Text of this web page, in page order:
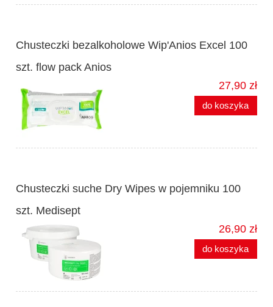
Chusteczki bezalkoholowe Wip'Anios Excel 100
szt. flow pack Anios
27,90 zł
do koszyka
Chusteczki suche Dry Wipes w pojemniku 100
szt. Medisept
26,90 zł
do koszyka